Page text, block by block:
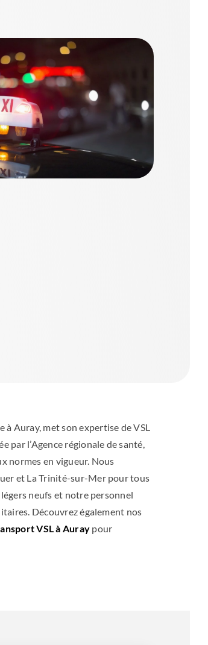
à Auray, met son expertise de VSL
par l’Agence régionale de santé,
normes en vigueur. Nous
et La Trinité-sur-Mer pour tous
neufs et notre personnel
Découvrez également nos
VSL à Auray pour